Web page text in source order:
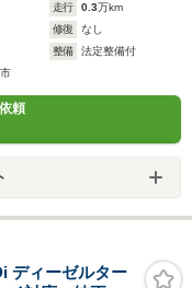
走行 0.3万km
修復
なし
整備
法定整備付
頼
ディーゼルター